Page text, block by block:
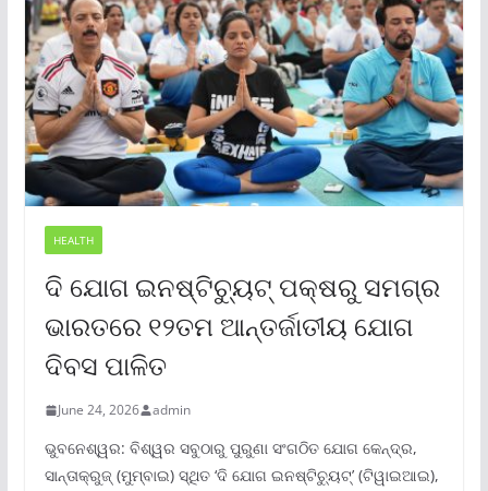
HEALTH
ଦି ଯୋଗ ଇନଷ୍ଟିଚ୍ୟୁଟ୍ ପକ୍ଷରୁ ସମଗ୍ର
ଭାରତରେ ୧୨ତମ ଆନ୍ତର୍ଜାତୀୟ ଯୋଗ
ଦିବସ ପାଳିତ
June 24, 2026 admin
ଭୁବନେଶ୍ୱର: ବିଶ୍ୱର ସବୁଠାରୁ ପୁରୁଣା ସଂଗଠିତ ଯୋଗ କେନ୍ଦ୍ର,
ସାନ୍ତାକ୍ରୁଜ୍ (ମୁମ୍ବାଇ) ସ୍ଥିତ ‘ଦି ଯୋଗ ଇନଷ୍ଟିଚ୍ୟୁଟ୍‌’ (ଟିୱାଇଆଇ),